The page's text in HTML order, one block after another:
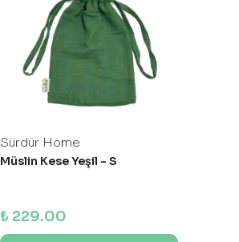
Sürdür Home
Müslin Kese Yeşil - S
₺ 229.00